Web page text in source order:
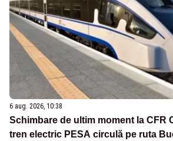
6 aug. 2026, 10:38
Schimbare de ultim moment la CFR
tren electric PESA circulă pe ruta